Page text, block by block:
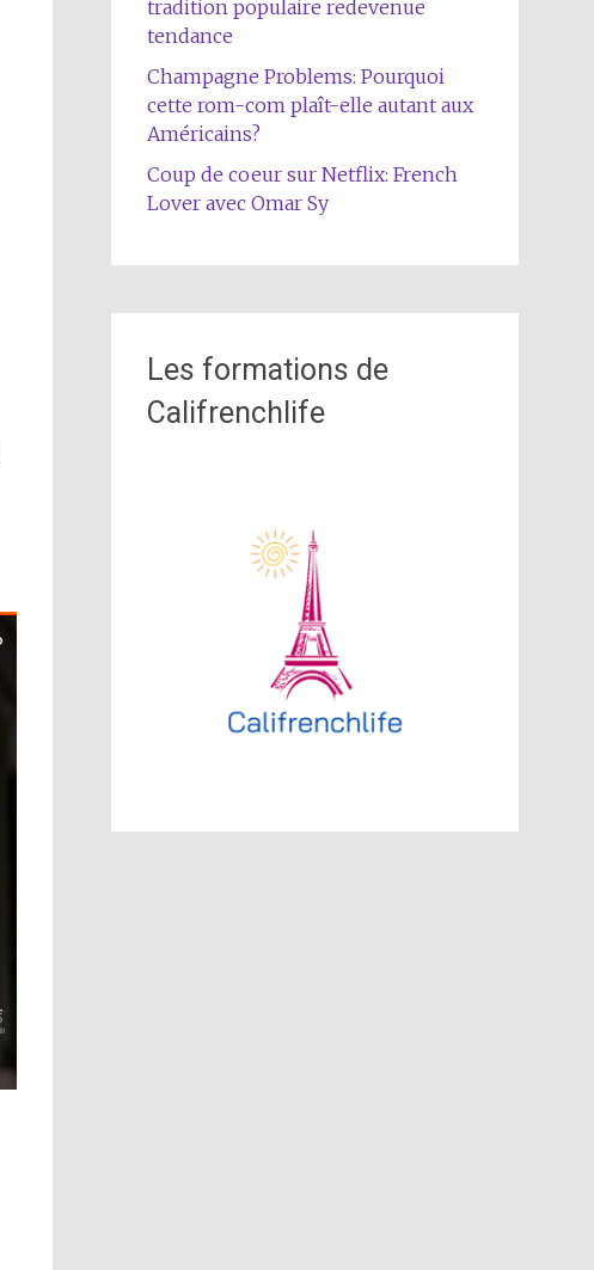
tradition populaire redevenue
tendance
Champagne Problems: Pourquoi
cette rom-com plaît-elle autant aux
Américains?
Coup de coeur sur Netflix: French
Lover avec Omar Sy
Les formations de
Califrenchlife